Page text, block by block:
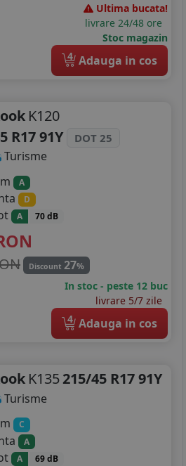
Ultima bucata!
livrare 24/48 ore
Stoc magazin
4 Adauga in cos
K120
R17 91Y
DOT 25
Turisme
A
D
A 70 dB
Discount 27%
In stoc - peste 12 buc
livrare 5/7 zile
4 Adauga in cos
K135215/45 R17 91Y
Turisme
C
A
A 69 dB